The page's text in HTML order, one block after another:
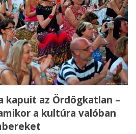
kapuit az Ördögkatlan –
a kultúra valóban